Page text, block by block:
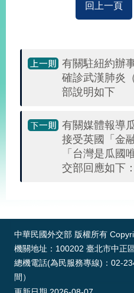
公
相
關
網
站
回上一頁
有關駐紐約辦
確診武漢肺炎
部說明如下
有關媒體報導
接受英國「金
「台灣是瓜國
交部回應如下：
中華民國外交部 版權所有
機關地址：100202 臺北市中正
總機電話(為民服務專線)：02-
間）